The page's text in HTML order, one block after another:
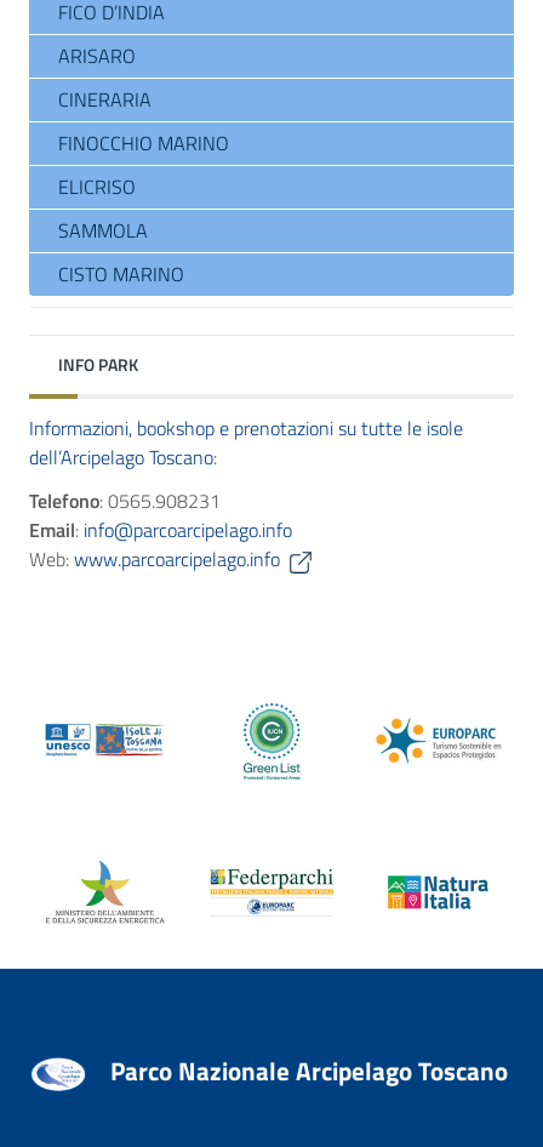
FICO D’INDIA
ARISARO
CINERARIA
FINOCCHIO MARINO
ELICRISO
SAMMOLA
CISTO MARINO
INFO PARK
Informazioni, bookshop e prenotazioni su tutte le isole
dell’Arcipelago Toscano:
Telefono: 0565.908231
Email: info@parcoarcipelago.info
Web:www.parcoarcipelago.info
Parco Nazionale Arcipelago Toscano